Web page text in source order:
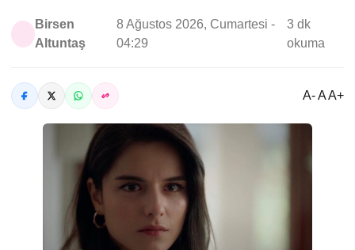
Birsen
Altuntaş
8 Ağustos 2026, Cumartesi -
04:29
3 dk
okuma
A- A A+